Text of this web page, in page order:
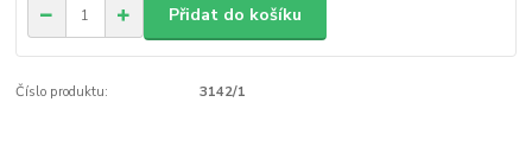
Přidat do košíku
Číslo produktu: 3142/1